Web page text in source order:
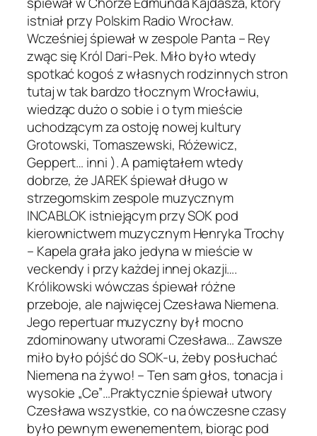
istniał przy Polskim Radio Wrocław.
Wcześniej śpiewał w zespole Panta – Rey
zwąc się Król Dari-Pek. Miło było wtedy
spotkać kogoś z własnych rodzinnych stron
tutaj w tak bardzo tłocznym Wrocławiu,
wiedząc dużo o sobie i o tym mieście
uchodzącym za ostoję nowej kultury
Grotowski, Tomaszewski, Różewicz,
Geppert… inni ). A pamiętałem wtedy
dobrze, że JAREK śpiewał długo w
strzegomskim zespole muzycznym
INCABLOK istniejącym przy SOK pod
kierownictwem muzycznym Henryka Trochy
– Kapela grała jako jedyna w mieście w
veckendy i przy każdej innej okazji….
Królikowski wówczas śpiewał różne
przeboje, ale najwięcej Czesława Niemena.
Jego repertuar muzyczny był mocno
zdominowany utworami Czesława… Zawsze
miło było pójść do SOK-u, żeby posłuchać
Niemena na żywo! – Ten sam głos, tonacja i
wysokie „Ce”…Praktycznie śpiewał utwory
Czesława wszystkie, co na ówczesne czasy
było pewnym ewenementem, biorąc pod